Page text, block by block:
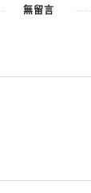
無留言